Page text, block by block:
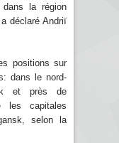
la région
déclaré Andriï
positions sur
dans le nord-
et près de
les capitales
selon la